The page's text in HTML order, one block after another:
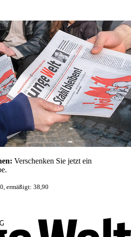
Verschenken Sie jetzt ein
ermäßigt: 38,90